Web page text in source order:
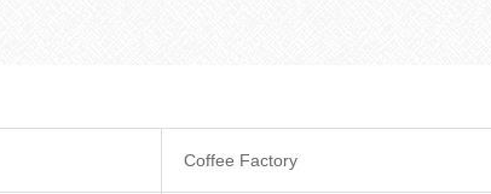
Coffee Factory